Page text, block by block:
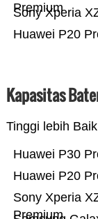
Huawei P20
Sony Xperia
Premium
Kapasitas
Tinggi lebih Baik
Sony Xperia
Premium
Huawei P20
Huawei P30